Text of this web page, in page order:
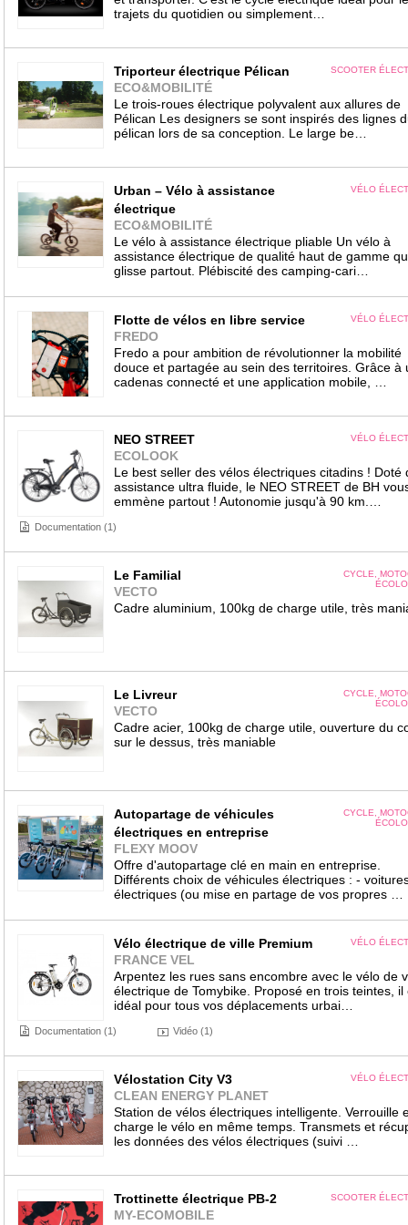
trajets du quotidien ou simplement…
SCOOTER
Triporteur électrique Pélican
ECO&MOBILITÉ
Le trois-roues électrique polyvalent aux allures de
Pélican Les designers se sont inspirés des lignes
pélican lors de sa conception. Le large be…
VÉLO
Urban – Vélo à assistance
électrique
ECO&MOBILITÉ
Le vélo à assistance électrique pliable Un vélo à
assistance électrique de qualité haut de gamme
glisse partout. Plébiscité des camping-cari…
VÉLO
Flotte de vélos en libre service
FREDO
Fredo a pour ambition de révolutionner la mobilité
douce et partagée au sein des territoires. Grâce à
cadenas connecté et une application mobile, …
VÉLO
NEO STREET
ECOLOOK
Le best seller des vélos électriques citadins ! Doté
assistance ultra fluide, le NEO STREET de BH
emmène partout ! Autonomie jusqu'à 90 km.…
Documentation (1)
CYCLE,
Le Familial
VECTO
Cadre aluminium, 100kg de charge utile, très
CYCLE,
Le Livreur
VECTO
Cadre acier, 100kg de charge utile, ouverture du
sur le dessus, très maniable
CYCLE,
Autopartage de véhicules
électriques en entreprise
FLEXY MOOV
Offre d'autopartage clé en main en entreprise.
Différents choix de véhicules électriques : -
électriques (ou mise en partage de vos propres …
VÉLO
Vélo électrique de ville Premium
FRANCE VEL
Arpentez les rues sans encombre avec le vélo de
électrique de Tomybike. Proposé en trois teintes, il
idéal pour tous vos déplacements urbai…
Documentation (1) Vidéo (1)
VÉLO
Vélostation City V3
CLEAN ENERGY PLANET
Station de vélos électriques intelligente. Verrouille
charge le vélo en même temps. Transmets et
les données des vélos électriques (suivi …
SCOOTER
Trottinette électrique PB-2
MY-ECOMOBILE